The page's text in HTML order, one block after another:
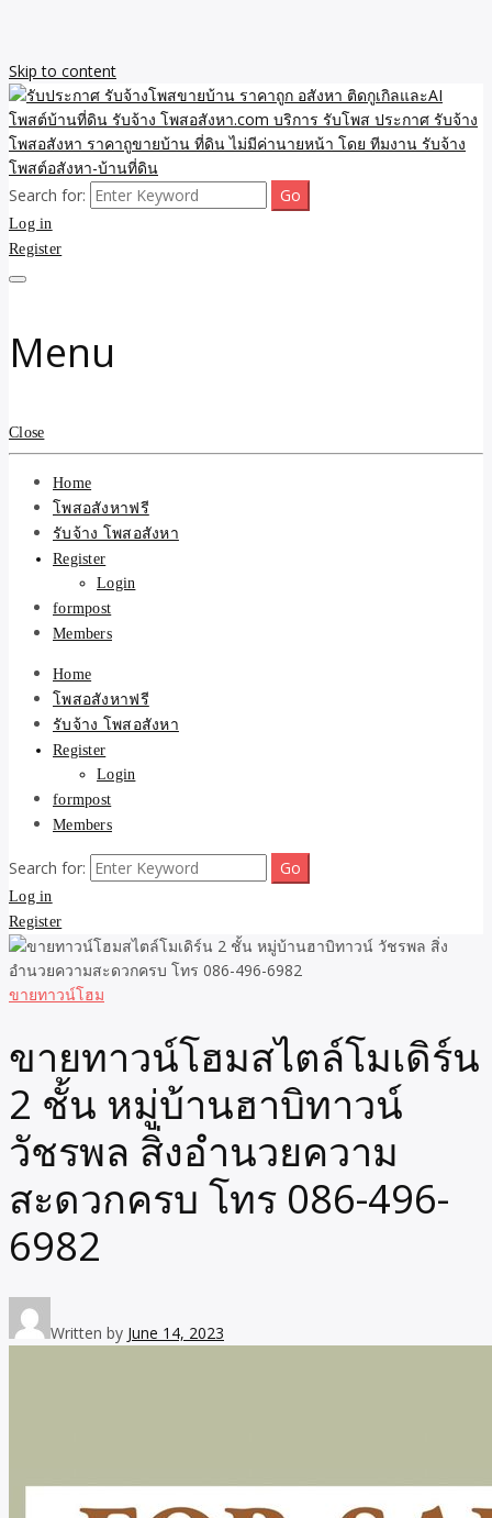
Skip to content
รับประกาศ รับจ้างโพสขาย
บ้าน ราคาถูก อสังหา ติดกู
รับจ้าง โพสอสังหา.com
บริการ รับโพส ประกาศ
รับจ้างโพสอสังหา ราคาถู
ขายบ้าน ที่ดิน ไม่มีค่านาย
หน้า โดย ทีมงาน รับจ้าง
โพสต์อสังหา-บ้านที่ดิน
รับจ้างโพสขายบ้าน ราคาถูก ประกาศ ขายอสังหา โฆษณา ไม่มีค่านาย
หน้า โพสอสังหา รับจ้างโพสขายบ้านบริการ รับจ้างโพสอสังหา ราคาถูก
ขายบ้าน ขายที่ดิน เว็บประกาศ โพส โฆษณา ลงประกาศฟรี
Search for:
Log in
Register
Menu
Close
Home
โพสอสังหาฟรี
รับจ้าง โพสอสังหา
Register
Login
formpost
Members
Home
โพสอสังหาฟรี
รับจ้าง โพสอสังหา
Register
Login
formpost
Members
Search for:
Log in
Register
ขายทาวน์โฮม
ขายทาวน์โฮมสไตล์โมเดิร์น
2 ชั้น หมู่บ้านฮาบิทาวน์
วัชรพล สิ่งอำนวยความ
สะดวกครบ โทร 086-496-
6982
Written by June 14, 2023